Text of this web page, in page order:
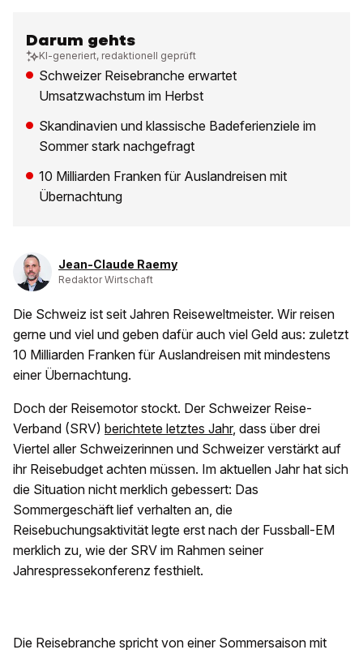
Darum gehts
KI-generiert, redaktionell geprüft
Schweizer Reisebranche erwartet
Umsatzwachstum im Herbst
Skandinavien und klassische Badeferienziele im
Sommer stark nachgefragt
10 Milliarden Franken für Auslandreisen mit
Übernachtung
Jean-Claude Raemy
Redaktor Wirtschaft
Die Schweiz ist seit Jahren Reiseweltmeister. Wir reisen
gerne und viel und geben dafür auch viel Geld aus: zuletzt
10 Milliarden Franken für Auslandreisen mit mindestens
einer Übernachtung.
Doch der Reisemotor stockt. Der Schweizer Reise-
Verband (SRV) berichtete letztes Jahr, dass über drei
Viertel aller Schweizerinnen und Schweizer verstärkt auf
ihr Reisebudget achten müssen. Im aktuellen Jahr hat sich
die Situation nicht merklich gebessert: Das
Sommergeschäft lief verhalten an, die
Reisebuchungsaktivität legte erst nach der Fussball-EM
merklich zu, wie der SRV im Rahmen seiner
Jahrespressekonferenz festhielt.
Die Reisebranche spricht von einer Sommersaison mit